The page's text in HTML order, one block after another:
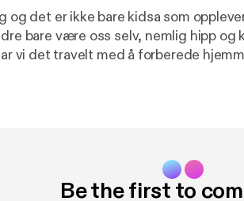
og det er ikke bare kidsa som
bare være oss selv, nemlig hipp og
vi det travelt med å forberede
Be the first to